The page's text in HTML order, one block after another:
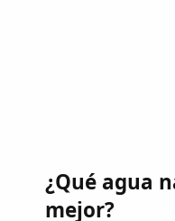
¿Qué agua
mejor?